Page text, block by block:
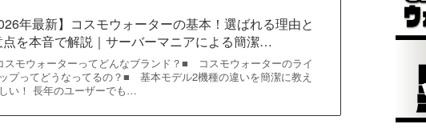
年最新】コスモウォーターの基本！選ばれる理由と
点を本音で解説｜サーバーマニアによる簡潔…
モウォーターってどんなブランド？■ コスモウォーターのライ
プってどうなってるの？■ 基本モデル2機種の違いを簡潔に教え
い！ 長年のユーザーでも…